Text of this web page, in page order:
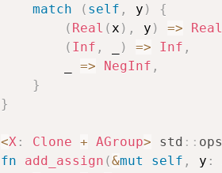
match
( self , y )
{
( Real (x ) , y ) => Real
( Inf , ) => Inf ,
=> NegInf ,
}
}
<X : Clone + AGroup> std :: ops
fn
add_assign (&mut self , y :